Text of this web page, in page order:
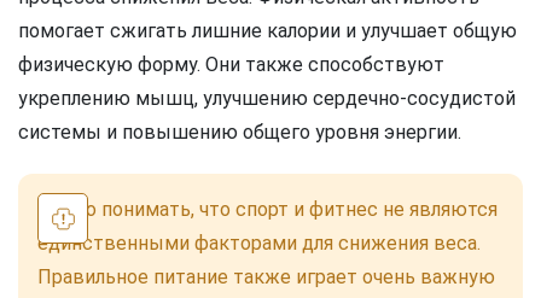
помогает сжигать лишние калории и улучшает общую
физическую форму. Они также способствуют
укреплению мышц, улучшению сердечно-сосудистой
системы и повышению общего уровня энергии.
Важно понимать, что спорт и фитнес не являются
единственными факторами для снижения веса.
Правильное питание также играет очень важную